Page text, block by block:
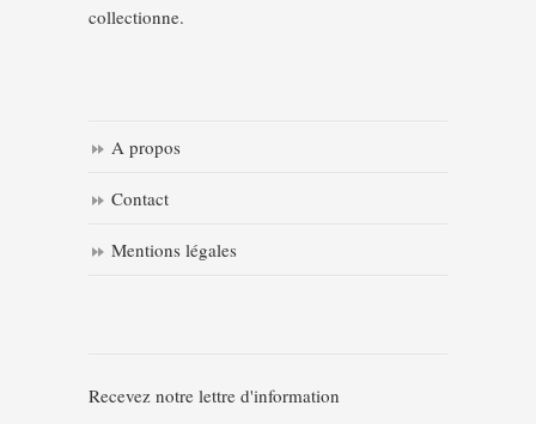
collectionne.
A propos
Contact
Mentions légales
Recevez notre lettre d'information